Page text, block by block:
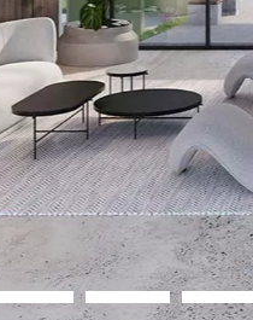
5
6